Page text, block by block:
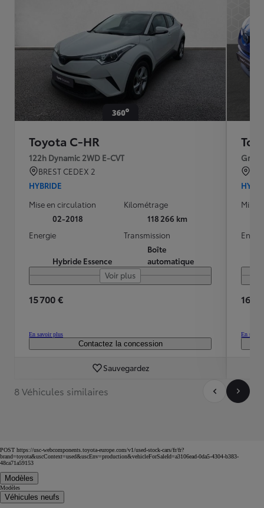
Toyota C-HR
122h Dynamic 2WD E-CVT
BREST CEDEX 2
HYBRIDE
Mise en circulation
02-2018
Kilométrage
118 266 km
Energie
Hybride Essence
Transmission
Boîte
automatique
Voir plus
15 700 €
En savoir plus
Contactez la concession
Sauvegardez
Mise
16
En
8 Véhicules similaires
POST https://usc-webcomponents.toyota-europe.com/v1/used-stock-cars/fr/fr?
brand=toyota&uscContext=used&uscEnv=production&vehicleForSaleId=a3106ead-0da5-4304-b383-
48ca71a59153
Modèles
Modèles
Véhicules neufs